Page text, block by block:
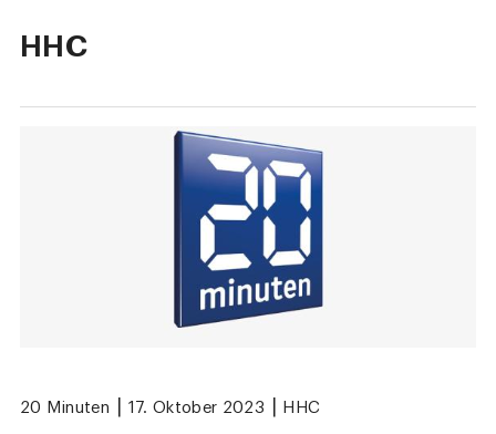
HHC
20 Minuten 17. Oktober 2023 HHC